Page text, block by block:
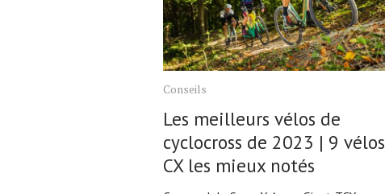
Conseils
Les meilleurs vélos de
cyclocross de 2023 | 9 vélos
CX les mieux notés